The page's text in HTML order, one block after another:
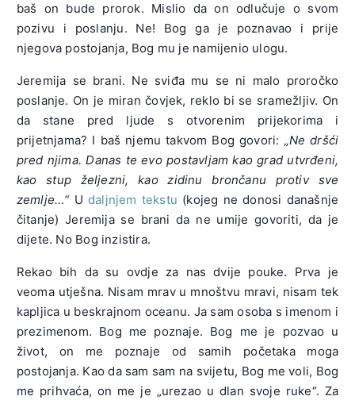
baš on bude prorok. Mislio da on odlučuje o svom
pozivu i poslanju. Ne! Bog ga je poznavao i prije
njegova postojanja, Bog mu je namijenio ulogu.
Jeremija se brani. Ne sviđa mu se ni malo proročko
poslanje. On je miran čovjek, reklo bi se sramežljiv. On
da stane pred ljude s otvorenim prijekorima i
prijetnjama? I baš njemu takvom Bog govori: „Ne dršći
pred njima. Danas te evo postavljam kao grad utvrđeni,
kao stup željezni, kao zidinu brončanu protiv sve
zemlje…“ U daljnjem tekstu (kojeg ne donosi današnje
čitanje) Jeremija se brani da ne umije govoriti, da je
dijete. No Bog inzistira.
Rekao bih da su ovdje za nas dvije pouke. Prva je
veoma utješna. Nisam mrav u mnoštvu mravi, nisam tek
kapljica u beskrajnom oceanu. Ja sam osoba s imenom i
prezimenom. Bog me poznaje. Bog me je pozvao u
život, on me poznaje od samih početaka moga
postojanja. Kao da sam sam na svijetu, Bog me voli, Bog
me prihvaća, on me je „urezao u dlan svoje ruke“. Za